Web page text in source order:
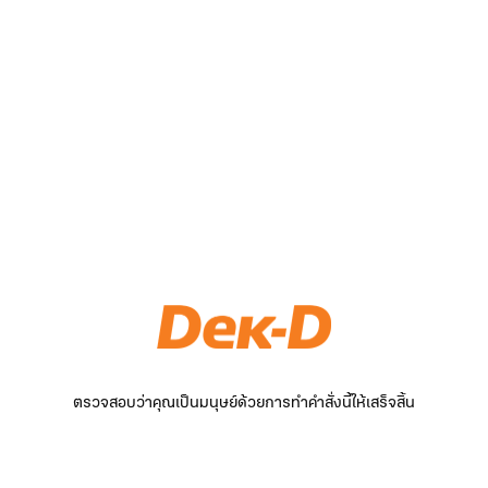
ตรวจสอบว่าคุณเป็นมนุษย์ด้วยการทำคำสั่งนี้ให้เสร็จสิ้น